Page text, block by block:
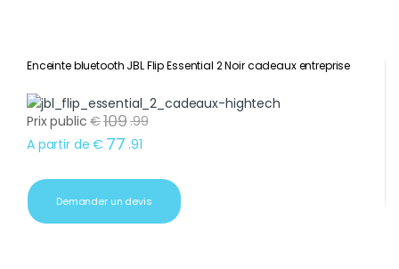
Enceinte bluetooth JBL Flip Essential 2 Noir cadeaux entreprise
Prix public €109.99
A partir de € 77 .91
Demander un devis